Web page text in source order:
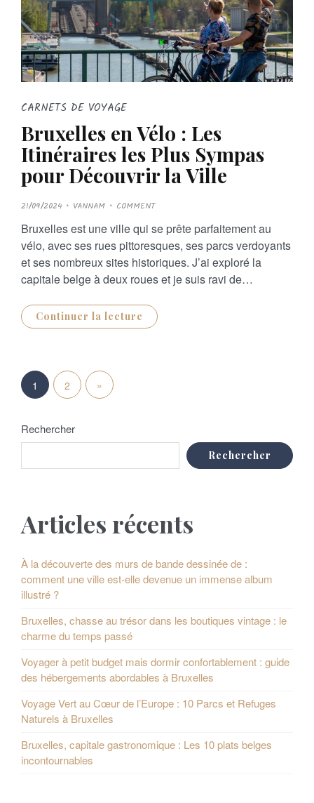
CARNETS DE VOYAGE
Bruxelles en Vélo : Les
Itinéraires les Plus Sympas
pour Découvrir la Ville
P
O
T
E
D
O
N
21/09/2024 VANNAM COMMENT
Bruxelles est une ville qui se prête parfaitement au
vélo, avec ses rues pittoresques, ses parcs verdoyants
et ses nombreux sites historiques. J’ai exploré la
capitale belge à deux roues et je suis ravi de…
Continuer la lecture
P
a
g
i
a
t
i
o
n
d
e
s
p
u
b
1 2
N
x
t
o
t
»
Rechercher
Rechercher
Articles récents
À la découverte des murs de bande dessinée de :
comment une ville est-elle devenue un immense album
illustré ?
Bruxelles, chasse au trésor dans les boutiques vintage : le
charme du temps passé
Voyager à petit budget mais dormir confortablement : guide
des hébergements abordables à Bruxelles
Voyage Vert au Cœur de l’Europe : 10 Parcs et Refuges
Naturels à Bruxelles
Bruxelles, capitale gastronomique : Les 10 plats belges
incontournables